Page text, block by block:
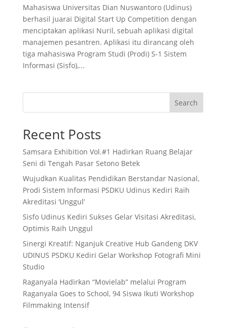
Mahasiswa Universitas Dian Nuswantoro (Udinus)
berhasil juarai Digital Start Up Competition dengan
menciptakan aplikasi Nuril, sebuah aplikasi digital
manajemen pesantren. Aplikasi itu dirancang oleh
tiga mahasiswa Program Studi (Prodi) S-1 Sistem
Informasi (Sisfo),...
Search
Recent Posts
Samsara Exhibition Vol.#1 Hadirkan Ruang Belajar
Seni di Tengah Pasar Setono Betek
Wujudkan Kualitas Pendidikan Berstandar Nasional,
Prodi Sistem Informasi PSDKU Udinus Kediri Raih
Akreditasi ‘Unggul’
Sisfo Udinus Kediri Sukses Gelar Visitasi Akreditasi,
Optimis Raih Unggul
Sinergi Kreatif: Nganjuk Creative Hub Gandeng DKV
UDINUS PSDKU Kediri Gelar Workshop Fotografi Mini
Studio
Raganyala Hadirkan “Movielab” melalui Program
Raganyala Goes to School, 94 Siswa Ikuti Workshop
Filmmaking Intensif